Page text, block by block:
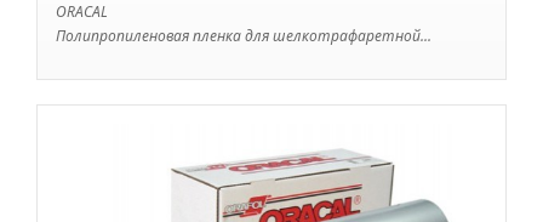
ORACAL
Полипропиленовая пленка для шелкотрафаретной...